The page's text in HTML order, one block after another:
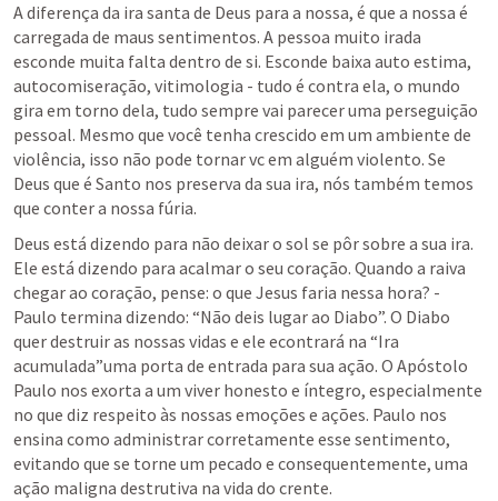
A diferença da ira santa de Deus para a nossa, é que a nossa é
carregada de maus sentimentos. A pessoa muito irada
esconde muita falta dentro de si. Esconde baixa auto estima,
autocomiseração, vitimologia - tudo é contra ela, o mundo
gira em torno dela, tudo sempre vai parecer uma perseguição
pessoal. Mesmo que você tenha crescido em um ambiente de
violência, isso não pode tornar vc em alguém violento. Se
Deus que é Santo nos preserva da sua ira, nós também temos
que conter a nossa fúria.
Deus está dizendo para não deixar o sol se pôr sobre a sua ira.
Ele está dizendo para acalmar o seu coração. Quando a raiva
chegar ao coração, pense: o que Jesus faria nessa hora? -
Paulo termina dizendo: “Não deis lugar ao Diabo”. O Diabo
quer destruir as nossas vidas e ele econtrará na “Ira
acumulada”uma porta de entrada para sua ação. O Apóstolo
Paulo nos exorta a um viver honesto e íntegro, especialmente
no que diz respeito às nossas emoções e ações. Paulo nos
ensina como administrar corretamente esse sentimento,
evitando que se torne um pecado e consequentemente, uma
ação maligna destrutiva na vida do crente.